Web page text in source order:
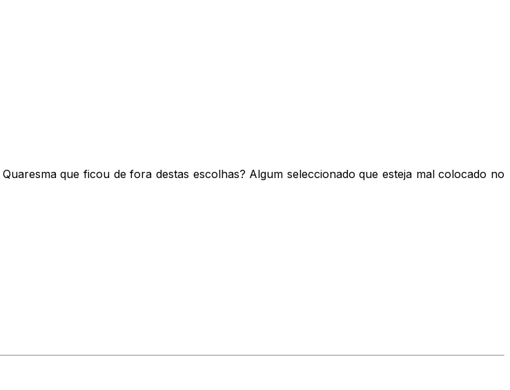
que ficou de fora destas escolhas? Algum seleccionado que esteja mal colocado no